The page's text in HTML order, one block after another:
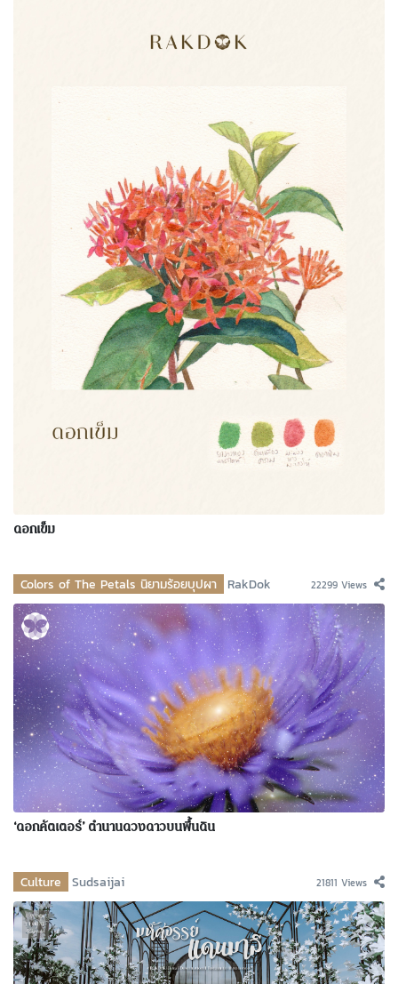
ดอกเข็ม
Colors of The Petals นิยามร้อยบุปผา RakDok 22299 Views
‘ดอกคัตเตอร์’ ตำนานดวงดาวบนพื้นดิน
Culture Sudsaijai 21811 Views